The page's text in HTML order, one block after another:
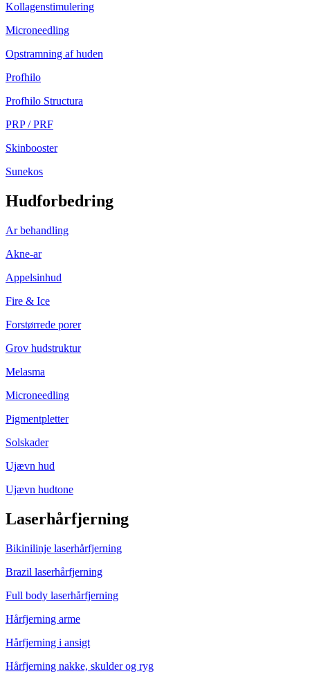
Kollagenstimulering
Microneedling
Opstramning af huden
Profhilo
Profhilo Structura
PRP / PRF
Skinbooster
Sunekos
Hudforbedring
Ar behandling
Akne-ar
Appelsinhud
Fire & Ice
Forstørrede porer
Grov hudstruktur
Melasma
Microneedling
Pigmentpletter
Solskader
Ujævn hud
Ujævn hudtone
Laserhårfjerning
Bikinilinje laserhårfjerning
Brazil laserhårfjerning
Full body laserhårfjerning
Hårfjerning arme
Hårfjerning i ansigt
Hårfjerning nakke, skulder og ryg